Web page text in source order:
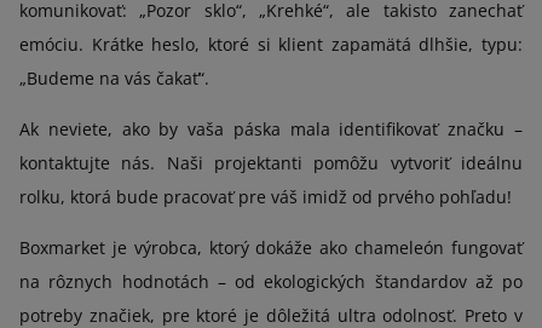
komunikovať: „Pozor sklo“, „Krehké“, ale takisto zanechať
emóciu. Krátke heslo, ktoré si klient zapamätá dlhšie, typu:
„Budeme na vás čakať“.
Ak neviete, ako by vaša páska mala identifikovať značku –
kontaktujte nás. Naši projektanti pomôžu vytvoriť ideálnu
rolku, ktorá bude pracovať pre váš imidž od prvého pohľadu!
Boxmarket je výrobca, ktorý dokáže ako chameleón fungovať
na rôznych hodnotách – od ekologických štandardov až po
potreby značiek, pre ktoré je dôležitá ultra odolnosť. Preto v